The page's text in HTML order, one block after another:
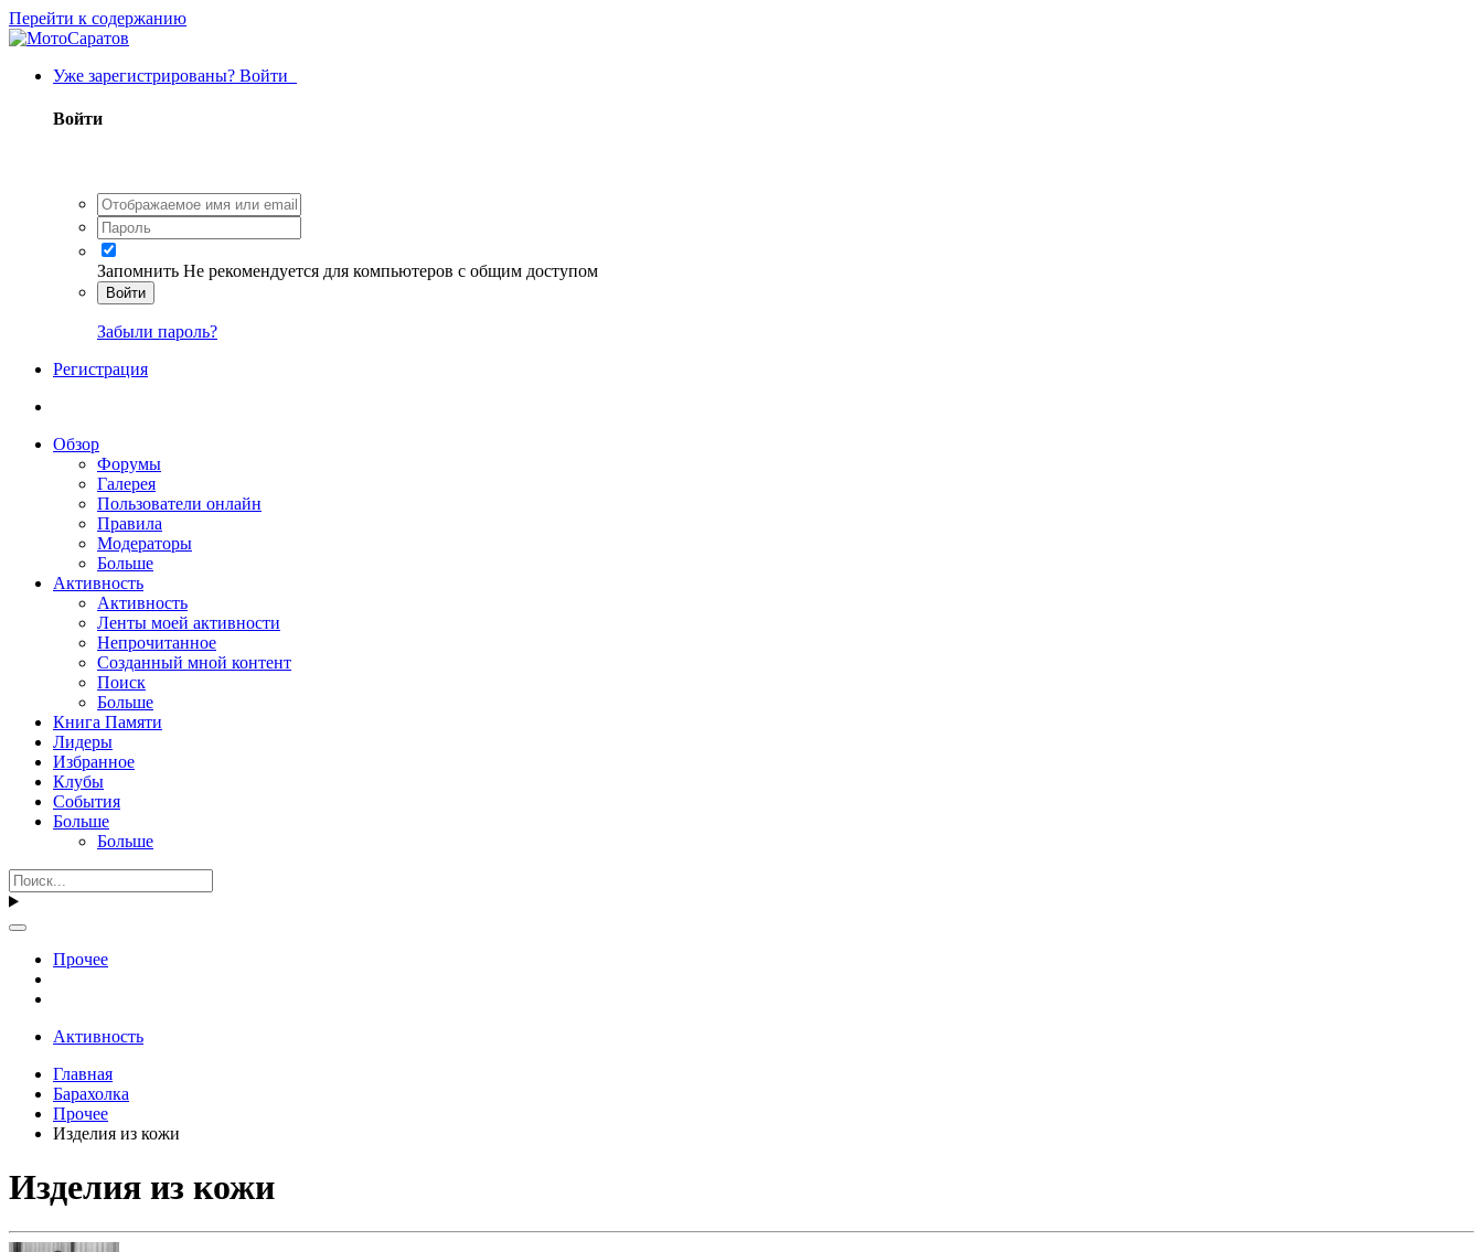
Перейти к содержанию
Уже зарегистрированы? Войти
Войти
Запомнить Не рекомендуется для компьютеров с общим доступом
Войти
Забыли пароль?
Регистрация
Обзор
Форумы
Галерея
Пользователи онлайн
Правила
Модераторы
Больше
Активность
Активность
Ленты моей активности
Непрочитанное
Созданный мной контент
Поиск
Больше
Книга Памяти
Лидеры
Избранное
Клубы
События
Больше
Больше
Прочее
Активность
Главная
Барахолка
Прочее
Изделия из кожи
Изделия из кожи